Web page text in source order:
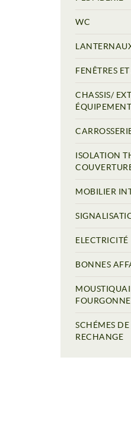
WC
FENÊTRES
CHASSIS/
ÉQUIPEMENT
ISOLATION
MOBILIER
ELECTRICITÉ
BONNES
SCHÉMES
RECHANGE